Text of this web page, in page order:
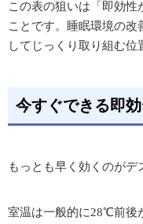
この表の狙いは「即効
ことです。睡眠環境の
してじっくり取り組む位
今すぐできる即
もっとも早く効くのが
室温は一般的に28℃前後